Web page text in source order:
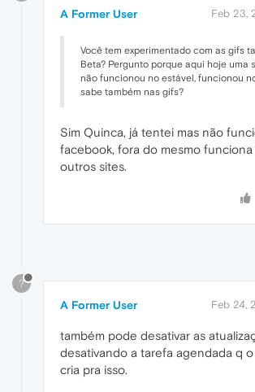
A Former User Feb 23,
Você tem experimentado com as gifs
Beta? Pergunto porque aqui hoje uma
não funcionou no estável, funcionou
sabe também nas gifs?
Sim Quinca, já tentei mas não
facebook, fora do mesmo funciona
outros sites.
?
A Former User Feb 24,
também pode desativar as
desativando a tarefa agendada q
cria pra isso.